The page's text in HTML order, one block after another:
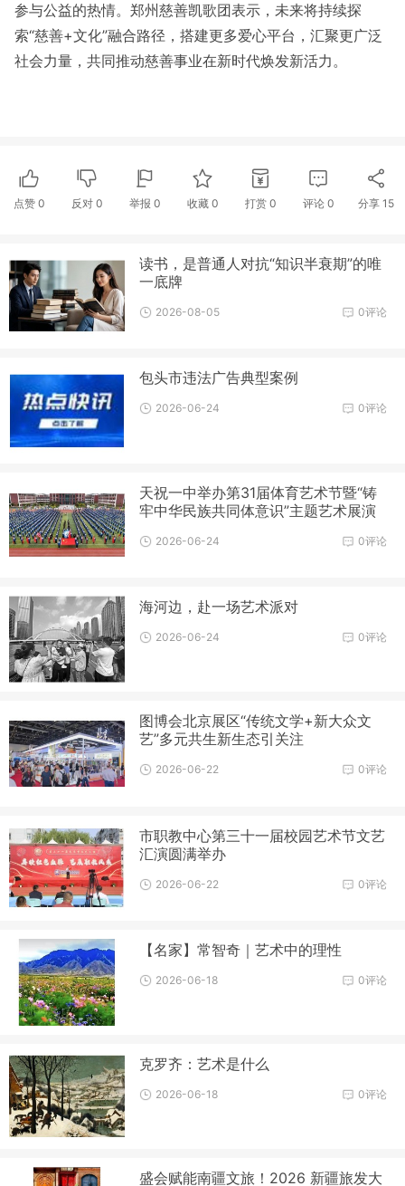
参与公益的热情。郑州慈善凯歌团表示，未来将持续探
索“慈善+文化”融合路径，搭建更多爱心平台，汇聚更广泛
社会力量，共同推动慈善事业在新时代焕发新活力。
点赞 0 反对 0 举报 0 收藏 0 打赏 0 评论 0 分享 15
读书，是普通人对抗“知识半衰期”的唯
一底牌
0评论
2026-08-05
包头市违法广告典型案例
0评论
2026-06-24
天祝一中举办第31届体育艺术节暨“铸
牢中华民族共同体意识”主题艺术展演
0评论
2026-06-24
海河边，赴一场艺术派对
0评论
2026-06-24
图博会北京展区“传统文学+新大众文
艺”多元共生新生态引关注
0评论
2026-06-22
市职教中心第三十一届校园艺术节文艺
汇演圆满举办
0评论
2026-06-22
【名家】常智奇｜艺术中的理性
0评论
2026-06-18
克罗齐：艺术是什么
0评论
2026-06-18
盛会赋能南疆文旅！2026 新疆旅发大